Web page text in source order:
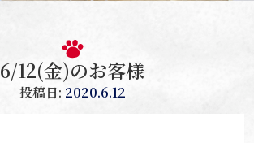
6/12(金)のお客様
投稿日: 2020.6.12